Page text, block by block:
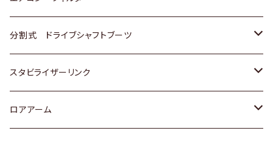
三菱
スバル
スバル
日産
いすゞ
ダイハツ
ホンダ
スズキ
日産
トヨタ
ホンダ
スズキ
分割式 ドライブシャフトブーツ
トヨタ
ホンダ
スタビライザーリンク
トヨタ
ロアアーム